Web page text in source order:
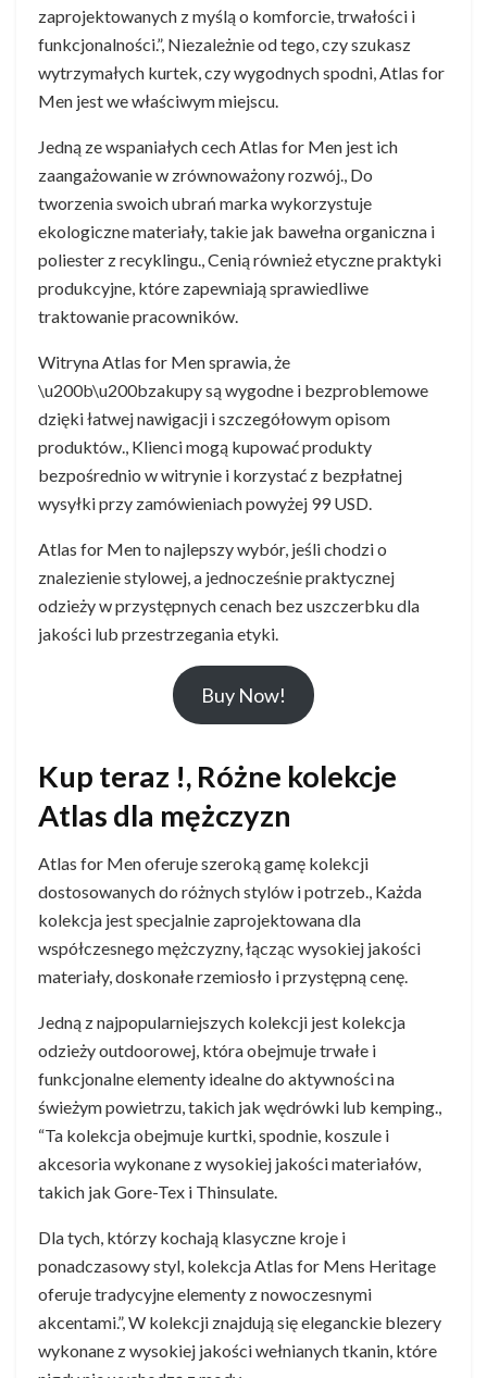
zaprojektowanych z myślą o komforcie, trwałości i
funkcjonalności.”, Niezależnie od tego, czy szukasz
wytrzymałych kurtek, czy wygodnych spodni, Atlas for
Men jest we właściwym miejscu.
Jedną ze wspaniałych cech Atlas for Men jest ich
zaangażowanie w zrównoważony rozwój., Do
tworzenia swoich ubrań marka wykorzystuje
ekologiczne materiały, takie jak bawełna organiczna i
poliester z recyklingu., Cenią również etyczne praktyki
produkcyjne, które zapewniają sprawiedliwe
traktowanie pracowników.
Witryna Atlas for Men sprawia, że
\u200b\u200bzakupy są wygodne i bezproblemowe
dzięki łatwej nawigacji i szczegółowym opisom
produktów., Klienci mogą kupować produkty
bezpośrednio w witrynie i korzystać z bezpłatnej
wysyłki przy zamówieniach powyżej 99 USD.
Atlas for Men to najlepszy wybór, jeśli chodzi o
znalezienie stylowej, a jednocześnie praktycznej
odzieży w przystępnych cenach bez uszczerbku dla
jakości lub przestrzegania etyki.
Buy Now!
Kup teraz !, Różne kolekcje
Atlas dla mężczyzn
Atlas for Men oferuje szeroką gamę kolekcji
dostosowanych do różnych stylów i potrzeb., Każda
kolekcja jest specjalnie zaprojektowana dla
współczesnego mężczyzny, łącząc wysokiej jakości
materiały, doskonałe rzemiosło i przystępną cenę.
Jedną z najpopularniejszych kolekcji jest kolekcja
odzieży outdoorowej, która obejmuje trwałe i
funkcjonalne elementy idealne do aktywności na
świeżym powietrzu, takich jak wędrówki lub kemping.,
“Ta kolekcja obejmuje kurtki, spodnie, koszule i
akcesoria wykonane z wysokiej jakości materiałów,
takich jak Gore-Tex i Thinsulate.
Dla tych, którzy kochają klasyczne kroje i
ponadczasowy styl, kolekcja Atlas for Mens Heritage
oferuje tradycyjne elementy z nowoczesnymi
akcentami.”, W kolekcji znajdują się eleganckie blezery
wykonane z wysokiej jakości wełnianych tkanin, które